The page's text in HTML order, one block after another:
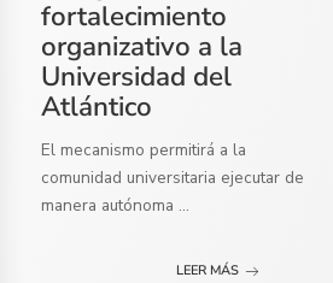
fortalecimiento
organizativo a la
Universidad del
Atlántico
El mecanismo permitirá a la
comunidad universitaria ejecutar de
manera autónoma ...
LEER MÁS